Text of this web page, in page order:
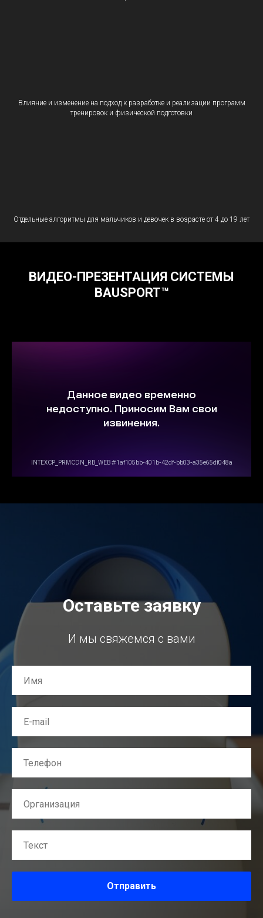
Влияние и изменение на подход к разработке и реализации программ
тренировок и физической подготовки
Отдельные алгоритмы для мальчиков и девочек в возрасте от 4 до 19 лет
ВИДЕО-ПРЕЗЕНТАЦИЯ СИСТЕМЫ
BAUSPORT™
Оставьте заявку
И мы свяжемся с вами
Отправить